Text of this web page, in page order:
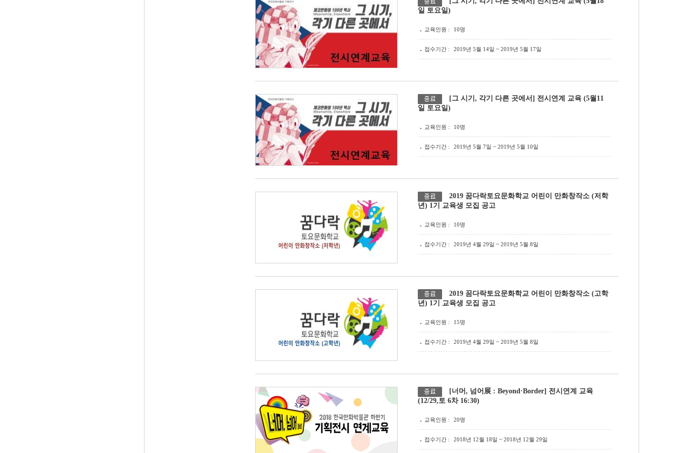
일 토요일)
교육인원 : 10명
접수기간 : 2019년 5월 14일 ~ 2019년 5월 17일
[그 시기, 각기 다른 곳에서] 전시연계 교육 (5월11
일 토요일)
교육인원 : 10명
접수기간 : 2019년 5월 7일 ~ 2019년 5월 10일
2019 꿈다락토요문화학교 어린이 만화창작소 (저학
년) 1기 교육생 모집 공고
교육인원 : 10명
접수기간 : 2019년 4월 29일 ~ 2019년 5월 8일
2019 꿈다락토요문화학교 어린이 만화창작소 (고학
년) 1기 교육생 모집 공고
교육인원 : 15명
접수기간 : 2019년 4월 29일 ~ 2019년 5월 8일
[너머, 넘어展 : Beyond·Border] 전시연계 교육
(12/29,토 6차 16:30)
교육인원 : 20명
접수기간 : 2018년 12월 18일 ~ 2018년 12월 29일